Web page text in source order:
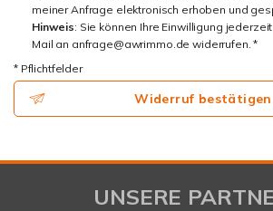
meiner Anfrage elektronisch erhoben und
Hinweis: Sie können Ihre Einwilligung
Mail an anfrage@awrimmo.de widerrufen. *
* Pflichtfelder
Widerruf bestätigen
UNSERE